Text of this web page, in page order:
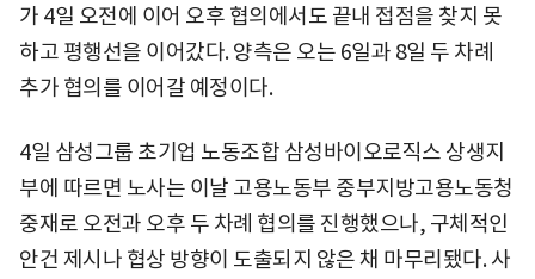
가 4일 오전에 이어 오후 협의에서도 끝내 접점을 찾지 못
하고 평행선을 이어갔다. 양측은 오는 6일과 8일 두 차례
추가 협의를 이어갈 예정이다.
4일 삼성그룹 초기업 노동조합 삼성바이오로직스 상생지
부에 따르면 노사는 이날 고용노동부 중부지방고용노동청
중재로 오전과 오후 두 차례 협의를 진행했으나, 구체적인
안건 제시나 협상 방향이 도출되지 않은 채 마무리됐다. 사